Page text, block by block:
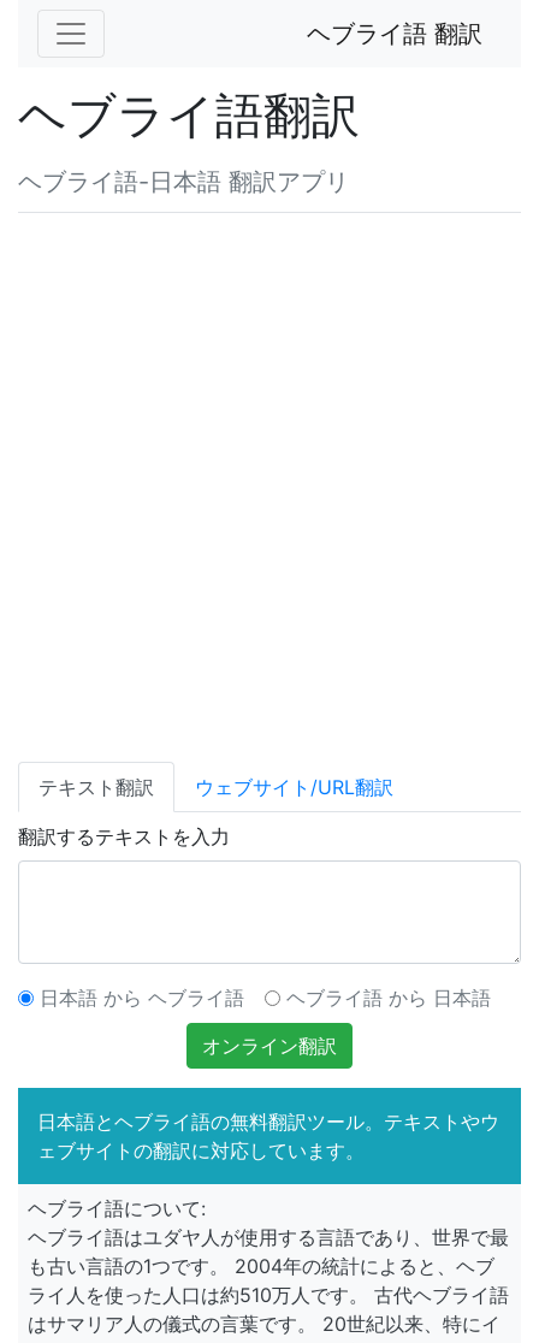
ヘブライ語 翻訳
ヘブライ語翻訳
ヘブライ語-日本語 翻訳アプリ
テキスト翻訳 ウェブサイト/URL翻訳
翻訳するテキストを入力
日本語 から ヘブライ語
ヘブライ語 から 日本語
オンライン翻訳
日本語とヘブライ語の無料翻訳ツール。テキストやウ
ェブサイトの翻訳に対応しています。
ヘブライ語について:
ヘブライ語はユダヤ人が使用する言語であり、世界で最
も古い言語の1つです。 2004年の統計によると、ヘブ
ライ人を使った人口は約510万人です。 古代ヘブライ語
はサマリア人の儀式の言葉です。 20世紀以来、特にイ